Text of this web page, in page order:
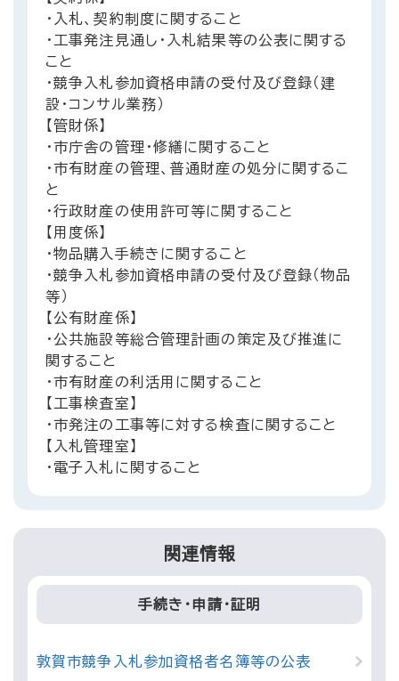
・入札、契約制度に関すること
・工事発注見通し・入札結果等の公表に関する
こと
・競争入札参加資格申請の受付及び登録（建
設・コンサル業務）
【管財係】
・市庁舎の管理・修繕に関すること
・市有財産の管理、普通財産の処分に関するこ
と
・行政財産の使用許可等に関すること
【用度係】
・物品購入手続きに関すること
・競争入札参加資格申請の受付及び登録（物品
等）
【公有財産係】
・公共施設等総合管理計画の策定及び推進に
関すること
・市有財産の利活用に関すること
【工事検査室】
・市発注の工事等に対する検査に関すること
【入札管理室】
・電子入札に関すること
関連情報
手続き・申請・証明
敦賀市競争入札参加資格者名簿等の公表